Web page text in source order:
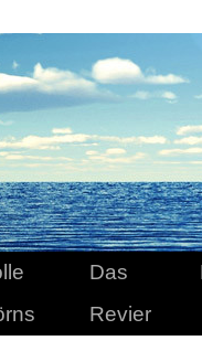
Das
Revier